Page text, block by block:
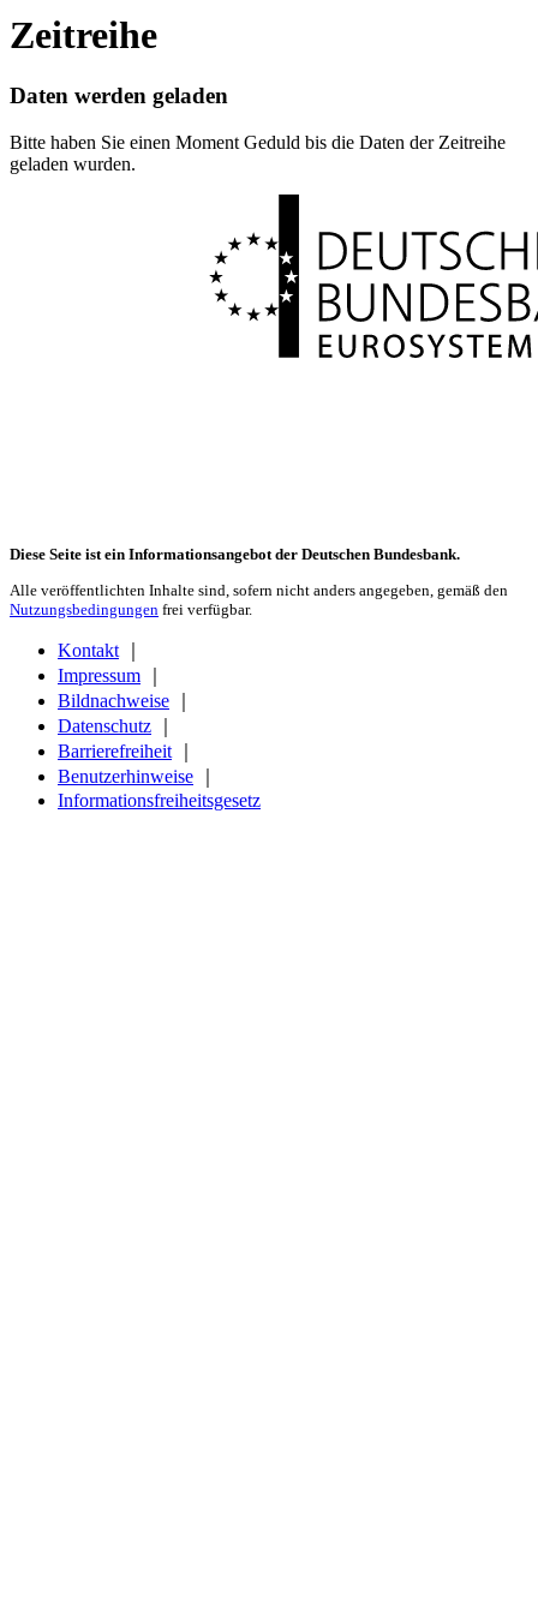
Zeitreihe
Daten werden geladen
Bitte haben Sie einen Moment Geduld bis die Daten der Zeitreihe
geladen wurden.
Diese Seite ist ein Informationsangebot der Deutschen Bundesbank.
Alle veröffentlichten Inhalte sind, sofern nicht anders angegeben, gemäß den
Nutzungsbedingungen frei verfügbar.
Kontakt
Impressum
Bildnachweise
Datenschutz
Barrierefreiheit
Benutzerhinweise
Informationsfreiheitsgesetz